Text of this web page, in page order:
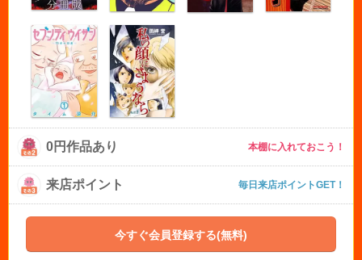
0円作品あり 本棚に入れておこう！
来店ポイント 毎日来店ポイントGET！
今すぐ会員登録する(無料)